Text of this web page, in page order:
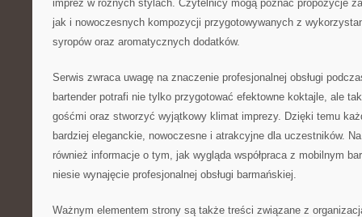
imprez w różnych stylach. Czytelnicy mogą poznać propozycje
jak i nowoczesnych kompozycji przygotowywanych z
syropów oraz aromatycznych dodatków.
Serwis zwraca uwagę na znaczenie profesjonalnej obsługi
bartender potrafi nie tylko przygotować efektowne koktajle, ale
gośćmi oraz stworzyć wyjątkowy klimat imprezy. Dzięki temu
bardziej eleganckie, nowoczesne i atrakcyjne dla uczestników.
również informacje o tym, jak wygląda współpraca z mobilnym
niesie wynajęcie profesjonalnej obsługi barmańskiej.
Ważnym elementem strony są także treści związane z